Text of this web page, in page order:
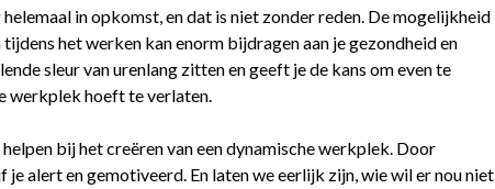
in opkomst, en dat is niet zonder reden. De mogelijkheid
het werken kan enorm bijdragen aan je gezondheid en
sleur van urenlang zitten en geeft je de kans om even te
werkplek hoeft te verlaten.
bij het creëren van een dynamische werkplek. Door
alert en gemotiveerd. En laten we eerlijk zijn, wie wil er nou niet